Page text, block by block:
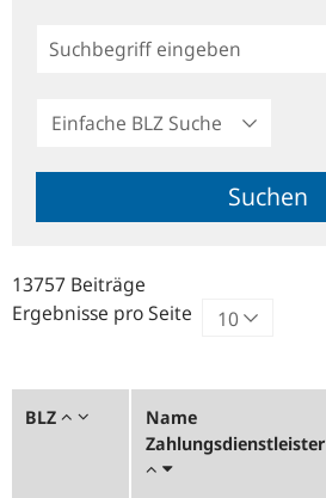
Einfache
Suche
Suchen
13757 Beiträge
Ergebnisse pro Seite
BLZ
Name
Zahlungsdienstleister